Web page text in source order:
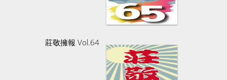
莊敬擁報 Vol.64